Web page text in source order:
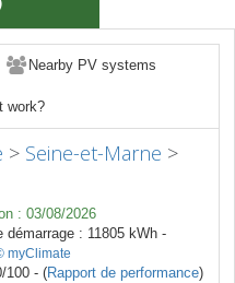
Nearby PV systems
work?
> Seine-et-Marne >
: 03/08/2026
démarrage : 11805 kWh -
myClimate
100 - (Rapport de performance)